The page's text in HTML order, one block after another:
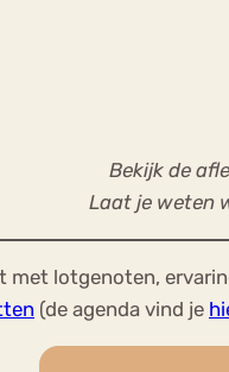
Bekijk de
Laat je weten
lotgenoten,
(de agenda vind je